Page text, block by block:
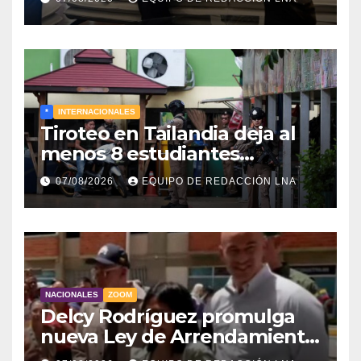
* INTERNACIONALES
Tiroteo en Tailandia deja al
menos 8 estudiantes
muertos y 30 heridos
07/08/2026 EQUIPO DE REDACCIÓN LNA
NACIONALES ZOOM
Delcy Rodríguez promulga
nueva Ley de Arrendamiento